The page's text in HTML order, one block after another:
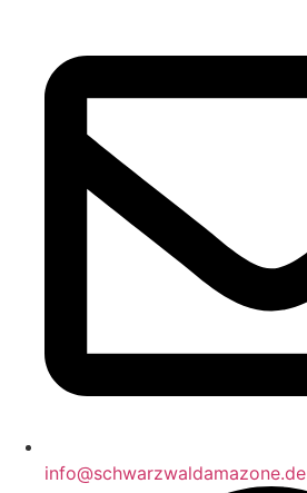
info@schwarzwaldamazone.de